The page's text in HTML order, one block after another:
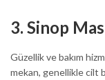
3. Sinop
Güzellik ve bakım
mekan, genellikle cilt